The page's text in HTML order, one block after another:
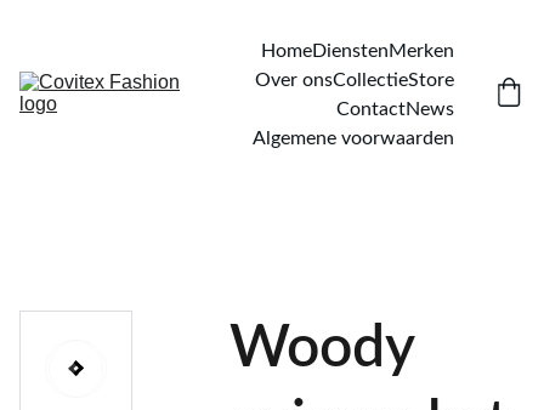
HomeDienstenMerken
Over onsCollectieStore
ContactNews
Algemene voorwaarden
Woody